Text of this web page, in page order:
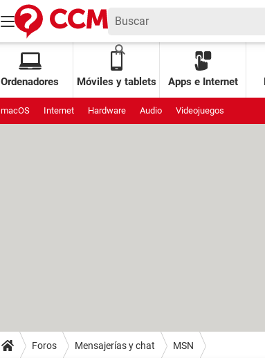
Ordenadores Móviles y tablets Apps e Internet
macOS Internet Hardware Audio Videojuegos
Foros Mensajerías y chat MSN